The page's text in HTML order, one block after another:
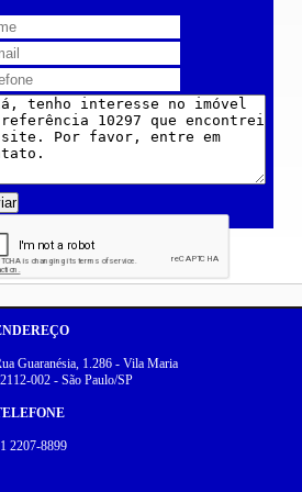
Guaranésia, 1.286 - Vila Maria
002 - São Paulo/SP
2207-8899